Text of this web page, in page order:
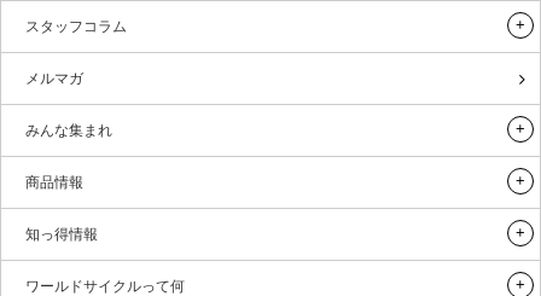
スタッフコラム
メルマガ
みんな集まれ
商品情報
知っ得情報
ワールドサイクルって何